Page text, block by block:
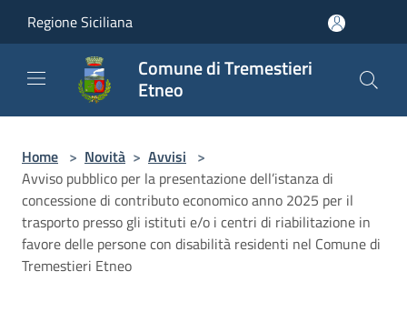
Regione Siciliana
Comune di Tremestieri
Etneo
Home > Novità > Avvisi >
Avviso pubblico per la presentazione dell’istanza di
concessione di contributo economico anno 2025 per il
trasporto presso gli istituti e/o i centri di riabilitazione in
favore delle persone con disabilità residenti nel Comune di
Tremestieri Etneo